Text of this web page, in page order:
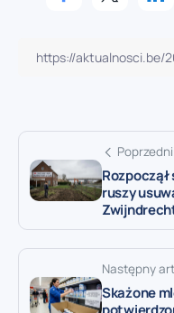
ruszy
Następny
Skażone